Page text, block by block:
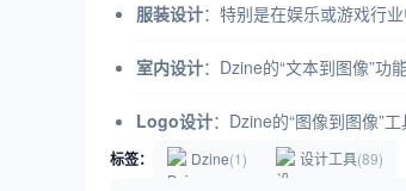
服装设计：特别是在娱乐或游戏行
室内设计：Dzine的“文本到图像”功
Logo设计：Dzine的“图像到图像”
标签： Dzine(1) 设计工具(89)